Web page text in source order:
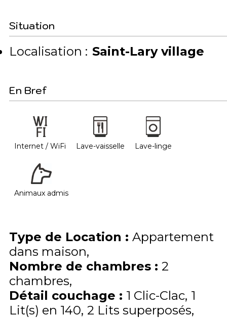
Situation
Localisation : Saint-Lary village
En Bref
Internet / WiFi Lave-vaisselle Lave-linge
Animaux admis
Type de Location : Appartement
dans maison
Nombre de chambres : 2
chambres
Détail couchage : 1 Clic-Clac 1
Lit(s) en 140 2 Lits superposés